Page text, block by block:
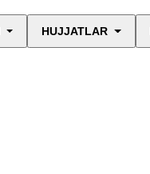
HUJJATLAR